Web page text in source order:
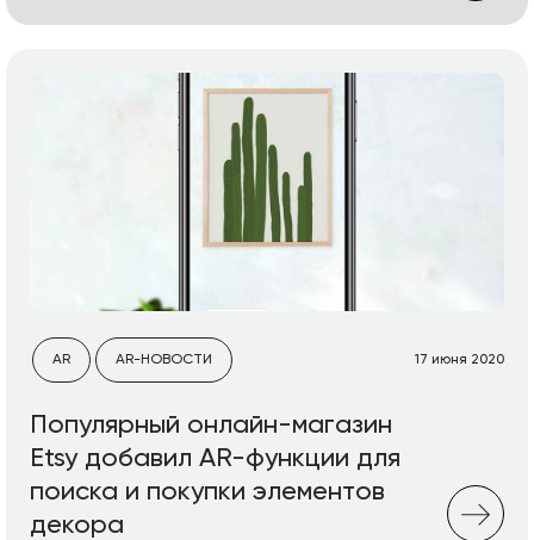
AR AR-НОВОСТИ 17 июня 2020
Популярный онлайн-магазин
Etsy добавил AR-функции для
поиска и покупки элементов
декора